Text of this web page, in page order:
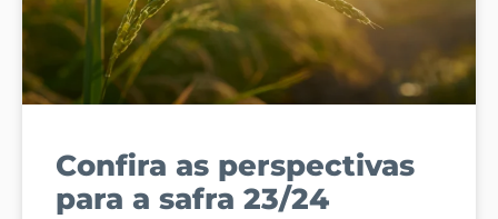
Confira as perspectivas
para a safra 23/24